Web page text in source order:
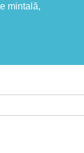
mintală,